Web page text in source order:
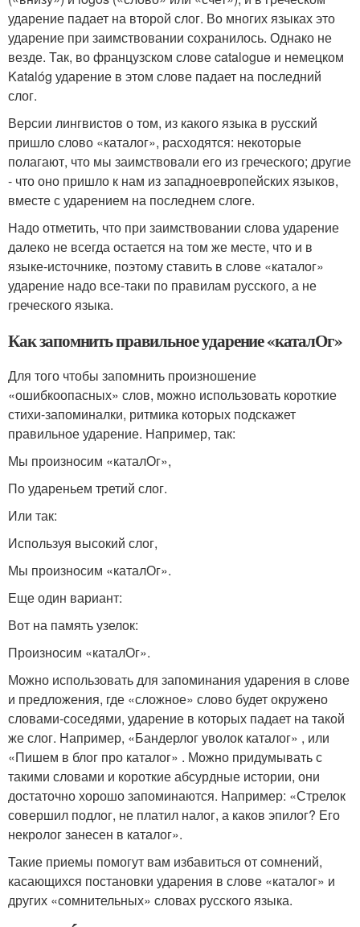
ударение падает на второй слог. Во многих языках это
ударение при заимствовании сохранилось. Однако не
везде. Так, во французском слове catalogue и немецком
Katalóg ударение в этом слове падает на последний
слог.
Версии лингвистов о том, из какого языка в русский
пришло слово «каталог», расходятся: некоторые
полагают, что мы заимствовали его из греческого; другие
- что оно пришло к нам из западноевропейских языков,
вместе с ударением на последнем слоге.
Надо отметить, что при заимствовании слова ударение
далеко не всегда остается на том же месте, что и в
языке-источнике, поэтому ставить в слове «каталог»
ударение надо все-таки по правилам русского, а не
греческого языка.
Как запомнить правильное ударение «каталОг»
Для того чтобы запомнить произношение
«ошибкоопасных» слов, можно использовать короткие
стихи-запоминалки, ритмика которых подскажет
правильное ударение. Например, так:
Мы произносим «каталОг»,
По удареньем третий слог.
Или так:
Используя высокий слог,
Мы произносим «каталОг».
Еще один вариант:
Вот на память узелок:
Произносим «каталОг».
Можно использовать для запоминания ударения в слове
и предложения, где «сложное» слово будет окружено
словами-соседями, ударение в которых падает на такой
же слог. Например, «Бандерлог уволок каталог» , или
«Пишем в блог про каталог» . Можно придумывать с
такими словами и короткие абсурдные истории, они
достаточно хорошо запоминаются. Например: «Стрелок
совершил подлог, не платил налог, а каков эпилог? Его
некролог занесен в каталог».
Такие приемы помогут вам избавиться от сомнений,
касающихся постановки ударения в слове «каталог» и
других «сомнительных» словах русского языка.